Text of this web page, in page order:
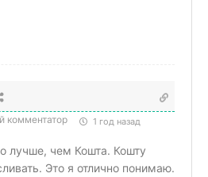
комментатор 1 год назад
лучше, чем Кошта. Кошту
Это я отлично понимаю.